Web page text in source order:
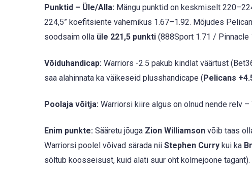
Punktid – Üle/Alla: Mängu punktid on keskmiselt
224,5” koefitsiente vahemikus 1.67–1.92. Mõjudes
soodsaim olla üle 221,5 punkti (888Sport 1.71 / Pinnacle
Võiduhandicap: Warriors -2.5 pakub kindlat väärtust
saa alahinnata ka väikeseid plusshandicape (Pelicans
Poolaja võitja: Warriorsi kiire algus on olnud nende relv –
Enim punkte: Sääretu jõuga Zion Williamson võib taas
Warriorsi poolel võivad särada nii Stephen Curry kui ka
sõltub koosseisust, kuid alati suur oht kolmejoone tagant).